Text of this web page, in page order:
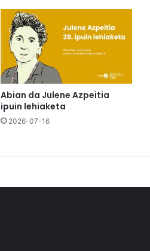
Abian da Julene Azpeitia
ipuin lehiaketa
2026-07-16